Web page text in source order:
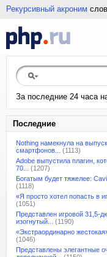
Рекурсивный акроним
За последние 24 часа
Последние
Nothing намекнула на
смартфонов...
(1113)
Adobe выпустила плагин,
70...
(1207)
Богатым будет тяжелее:
(1118)
«Я просто хотел попасть в
(1051)
Представлен игровой 31,5-
изогнутый...
(1190)
«Экстраординарно
(1046)
Представлены элегантные